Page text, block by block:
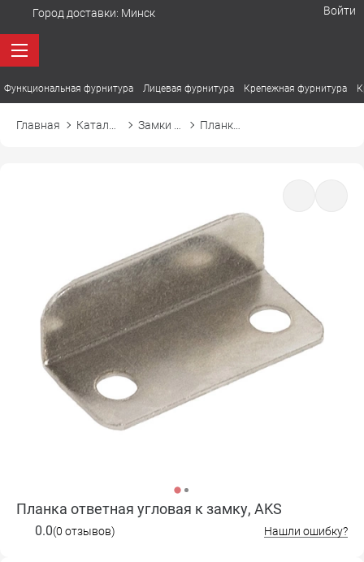
Город доставки: Минск Войти
Функциональная фурнитура Лицевая фурнитура Крепежная фурнитура
Главная
Планка ответная угловая к замку, AKS
0.0(0 отзывов) Нашли ошибку?